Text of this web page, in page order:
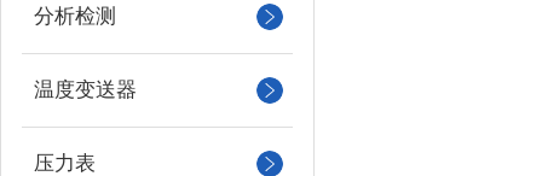
分析检测
温度变送器
压力表